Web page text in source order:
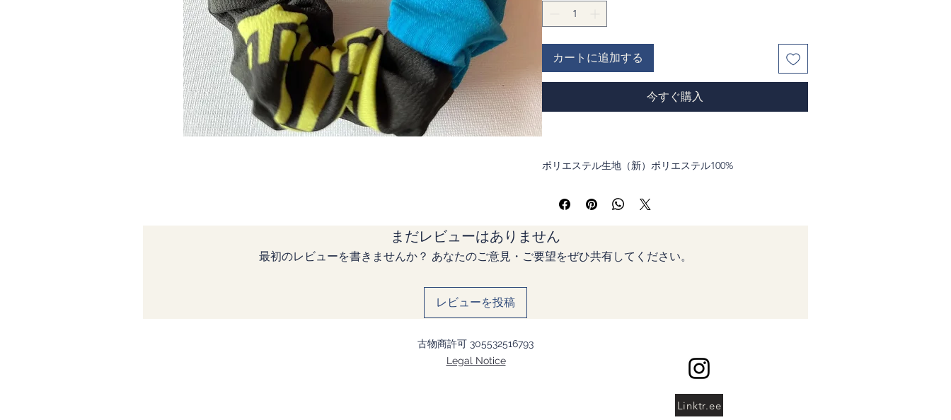
カートに追加する
今すぐ購入
ポリエステル生地（新）ポリエステル100%
少し緑が買った黒にキリッとした黄色い源氏車の柄の生地
を使いました。源氏車は家紋によく見ます。車輪の柄は丸
まだレビューはありません
最初のレビューを書きませんか？ あなたのご意見・ご要望をぜひ共有してください。
レビューを投稿
古物商許可 305532516793
Legal Notice
Linktr.ee